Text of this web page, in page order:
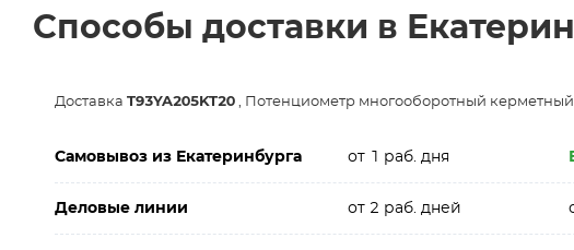
Способы доставки в
Доставка T93YA205KT20 , Потенциометр многооборотный
Самовывоз из Екатеринбурга от 1 раб. дня
Деловые линии от 2 раб. дней